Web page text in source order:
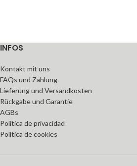
INFOS
Kontakt mit uns
FAQs und Zahlung
Lieferung und Versandkosten
Rückgabe und Garantie
AGBs
Política de privacidad
Política de cookies